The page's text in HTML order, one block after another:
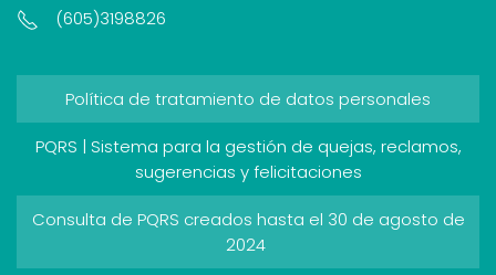
(605)3198826
Política de tratamiento de datos personales
PQRS | Sistema para la gestión de quejas, reclamos,
sugerencias y felicitaciones
Consulta de PQRS creados hasta el 30 de agosto de
2024